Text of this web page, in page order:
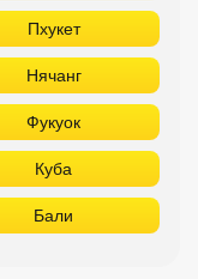
Пхукет
Нячанг
Фукуок
Куба
Бали